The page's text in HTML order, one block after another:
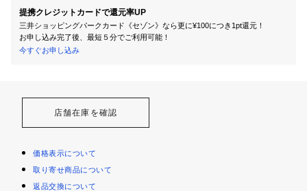
提携クレジットカードで還元率UP
三井ショッピングパークカード《セゾン》なら更に¥100につき1pt還元！
お申し込み完了後、最短５分でご利用可能！
今すぐお申し込み
店舗在庫を確認
価格表示について
取り寄せ商品について
返品交換について